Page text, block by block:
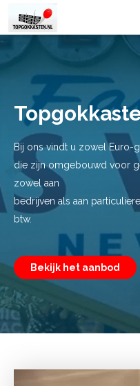
Bij ons vindt u zowel Euro-
die zijn omgebouwd voor
zowel aan
bedrijven als aan
btw.
Bekijk het aanbod